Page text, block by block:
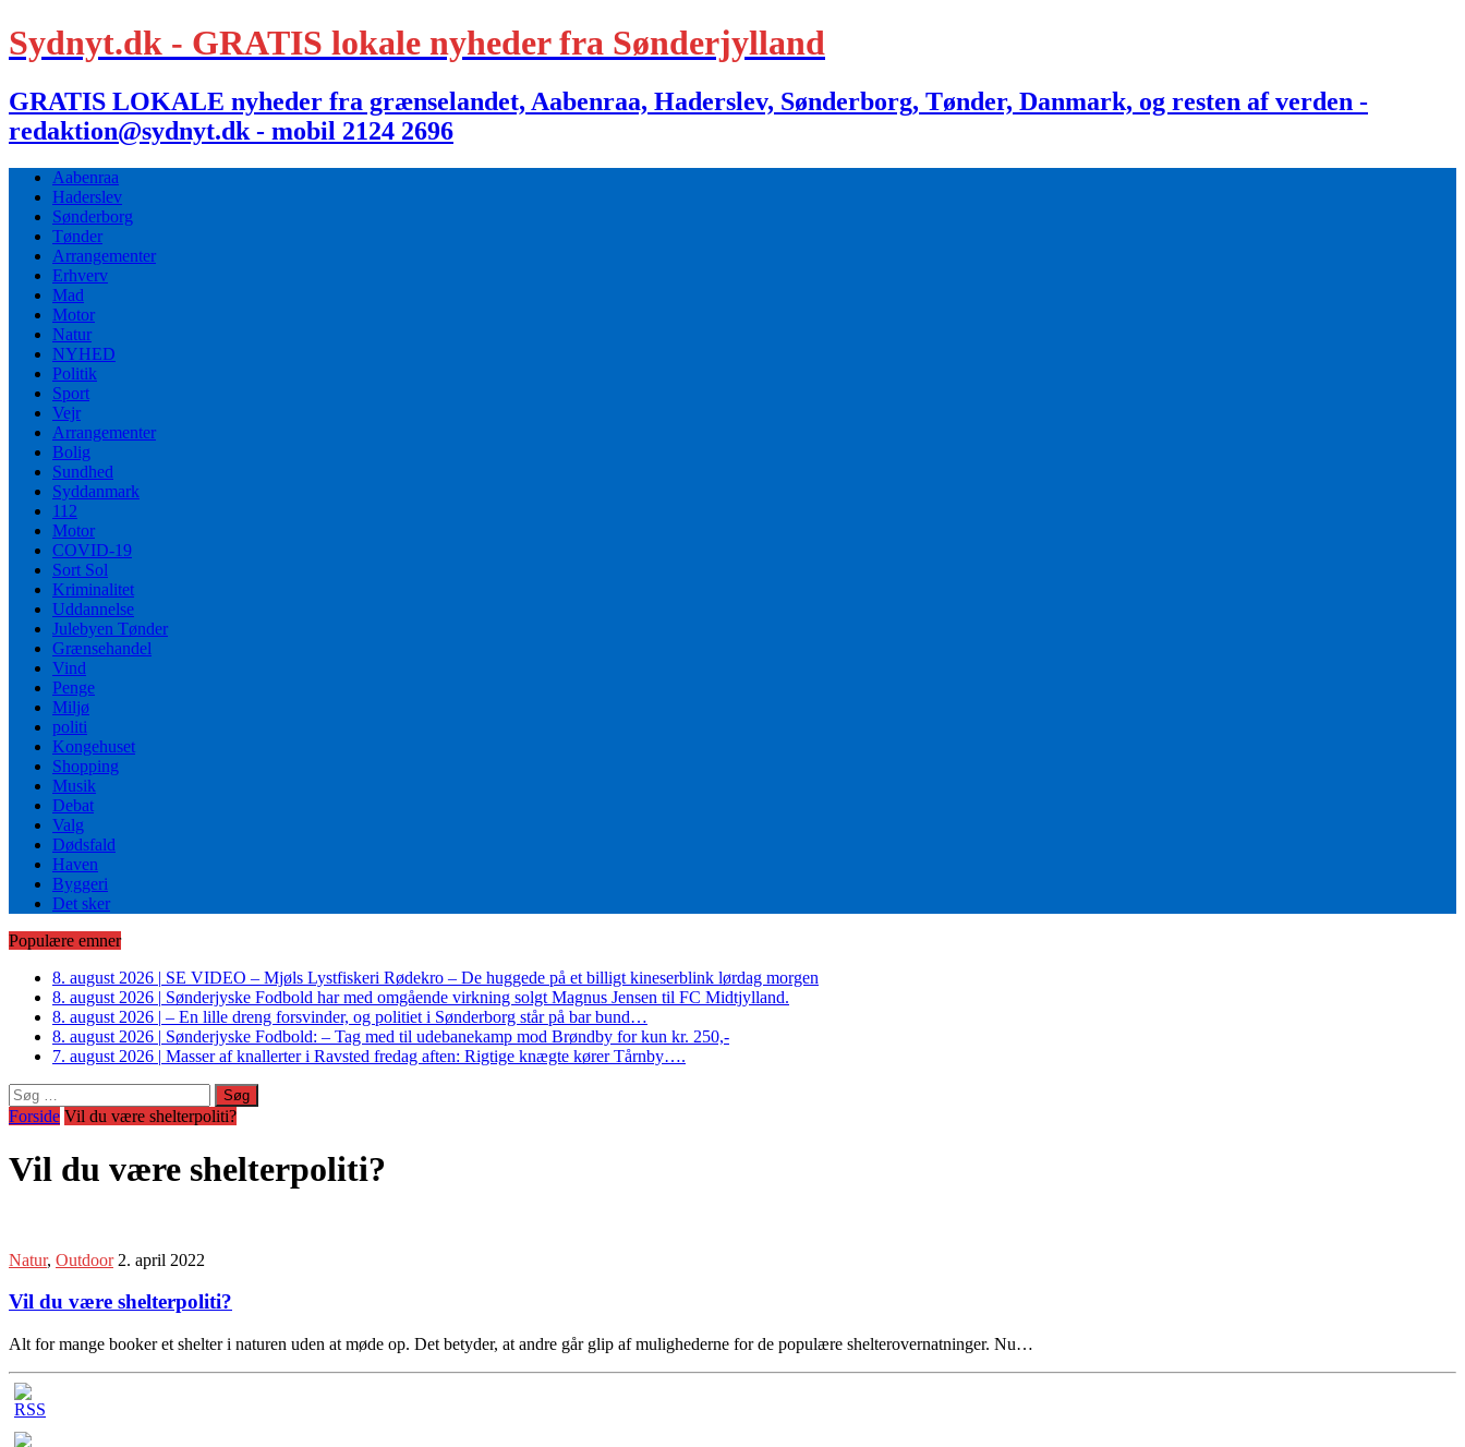
Sydnyt.dk - GRATIS lokale nyheder fra Sønderjylland
GRATIS LOKALE nyheder fra grænselandet, Aabenraa, Haderslev, Sønderborg, Tønder, Danmark, og resten af verden -
redaktion@sydnyt.dk - mobil 2124 2696
Aabenraa
Haderslev
Sønderborg
Tønder
Arrangementer
Erhverv
Mad
Motor
Natur
NYHED
Politik
Sport
Vejr
Arrangementer
Bolig
Sundhed
Syddanmark
112
Motor
COVID-19
Sort Sol
Kriminalitet
Uddannelse
Julebyen Tønder
Grænsehandel
Vind
Penge
Miljø
politi
Kongehuset
Shopping
Musik
Debat
Valg
Dødsfald
Haven
Byggeri
Det sker
Populære emner
8. august 2026 | SE VIDEO – Mjøls Lystfiskeri Rødekro – De huggede på et billigt kineserblink lørdag morgen
8. august 2026 | Sønderjyske Fodbold har med omgående virkning solgt Magnus Jensen til FC Midtjylland.
8. august 2026 | – En lille dreng forsvinder, og politiet i Sønderborg står på bar bund…
8. august 2026 | Sønderjyske Fodbold: – Tag med til udebanekamp mod Brøndby for kun kr. 250,-
7. august 2026 | Masser af knallerter i Ravsted fredag aften: Rigtige knægte kører Tårnby….
Søg
efter:
Forside Vil du være shelterpoliti?
Vil du være shelterpoliti?
Natur, Outdoor 2. april 2022
Vil du være shelterpoliti?
Alt for mange booker et shelter i naturen uden at møde op. Det betyder, at andre går glip af mulighederne for de populære shelterovernatninger. Nu…